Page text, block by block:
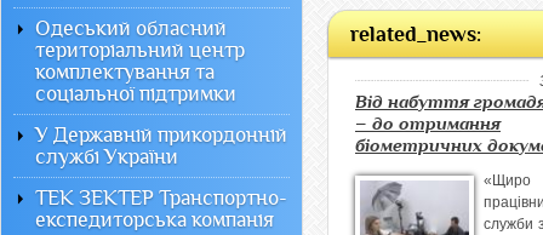
related_news:
Від набуття
– до отримання
біометричних
«Щиро
служби
Одеський обласний
територіальний центр
комплектування та
соціальної підтримки
У Державній прикордонній
службі України
ТЕК ЗЕКТЕР Транспортно-
експедиторська компанія